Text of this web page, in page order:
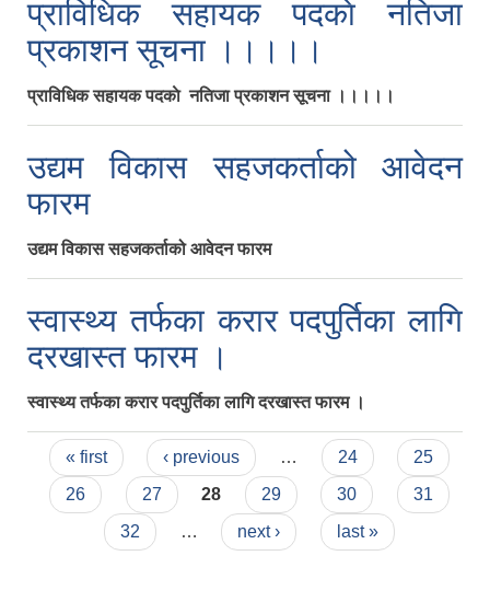
प्राविधिक सहायक पदकाे नतिजा
प्रकाशन सूचना ।।।।।
प्राविधिक सहायक पदकाे नतिजा प्रकाशन सूचना ।।।।।
उद्यम विकास सहजकर्ताको आवेदन
फारम
उद्यम विकास सहजकर्ताको आवेदन फारम
स्वास्थ्य तर्फका करार पदपुर्तिका लागि
दरखास्त फारम ।
स्वास्थ्य तर्फका करार पदपुर्तिका लागि दरखास्त फारम ।
Pages
« first ‹ previous … 24
25
26
27 28 29 30
31
32
… next › last »